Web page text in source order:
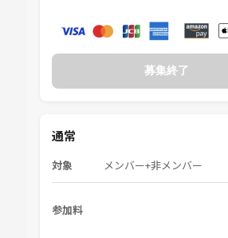
募集終了
通常
対象 メンバー+非メンバー
参加料